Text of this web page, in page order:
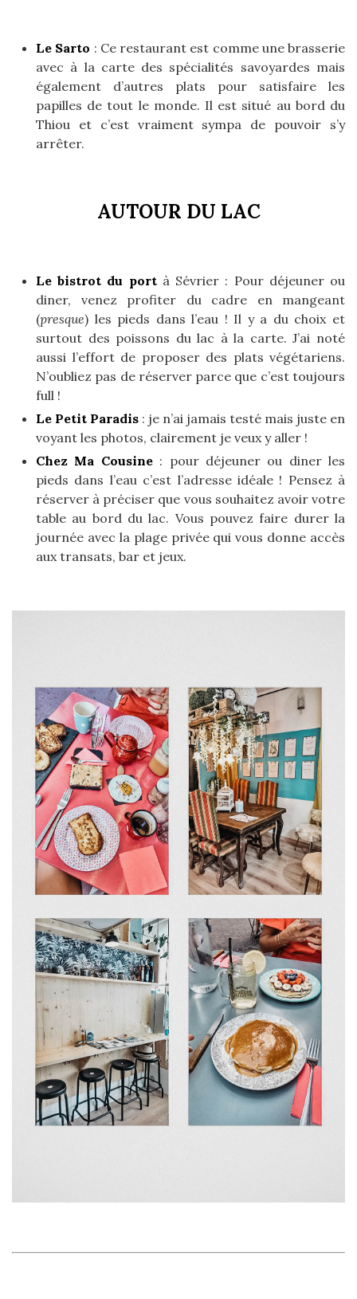
Le Sarto : Ce restaurant est comme une brasserie
avec à la carte des spécialités savoyardes mais
également d’autres plats pour satisfaire les
papilles de tout le monde. Il est situé au bord du
Thiou et c’est vraiment sympa de pouvoir s’y
arrêter.
AUTOUR DU LAC
Le bistrot du portà Sévrier : Pour déjeuner ou
diner, venez profiter du cadre en mangeant
(presque) les pieds dans l’eau ! Il y a du choix et
surtout des poissons du lac à la carte. J’ai noté
aussi l’effort de proposer des plats végétariens.
N’oubliez pas de réserver parce que c’est toujours
full !
Le Petit Paradis : je n’ai jamais testé mais juste en
voyant les photos, clairement je veux y aller !
Chez Ma Cousine: pour déjeuner ou diner les
pieds dans l’eau c’est l’adresse idéale ! Pensez à
réserver à préciser que vous souhaitez avoir votre
table au bord du lac. Vous pouvez faire durer la
journée avec la plage privée qui vous donne accès
aux transats, bar et jeux.